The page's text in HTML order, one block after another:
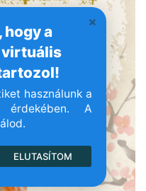
hogy a
használunk a
érdekében. A
ELUTASÍTOM